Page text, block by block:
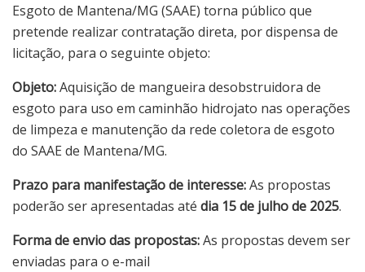
Esgoto de Mantena/MG (SAAE) torna público que
pretende realizar contratação direta, por dispensa de
licitação, para o seguinte objeto:
Objeto:Aquisição de mangueira desobstruidora de
esgoto para uso em caminhão hidrojato nas operações
de limpeza e manutenção da rede coletora de esgoto
do SAAE de Mantena/MG.
Prazo para manifestação de interesse:As propostas
poderão ser apresentadas até dia 15 de julho de 2025.
Forma de envio das propostas:As propostas devem ser
enviadas para o e-mail